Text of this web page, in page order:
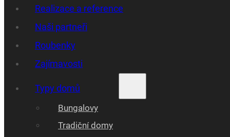
Realizace a reference
Naši partneři
Roubenky
Zajímavosti
Typy domů
Bungalovy
Tradiční domy